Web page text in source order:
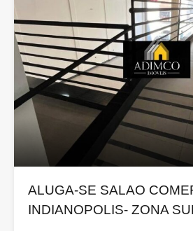
ALUGA-SE SALAO
INDIANOPOLIS- ZONA